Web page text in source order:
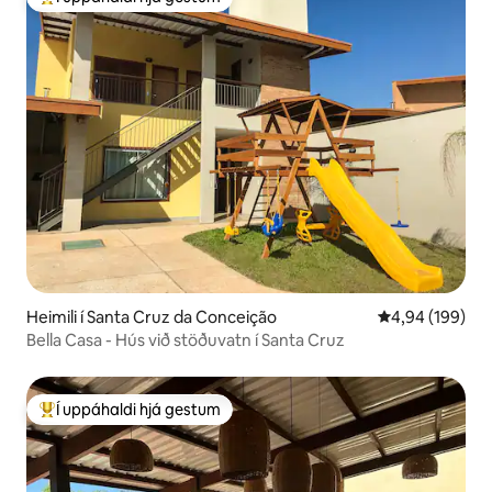
Í mestu uppáhaldi hjá gestum
Heimili í Santa Cruz da Conceição 4,94 af 5 í
4,94 (199)
Bella Casa - Hús við stöðuvatn í Santa Cruz
Í mestu uppáhaldi hjá gestum
Í uppáhaldi hjá gestum